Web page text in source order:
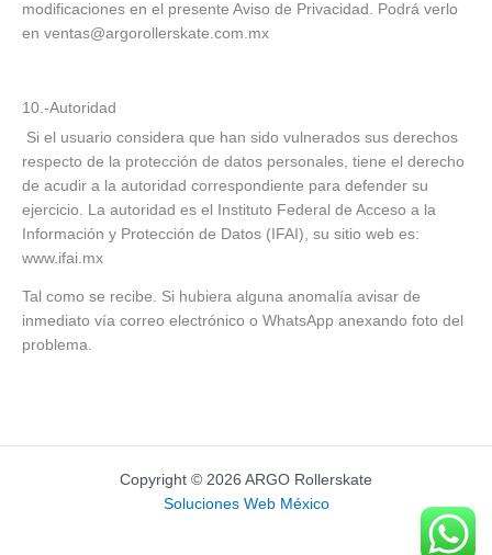
modificaciones en el presente Aviso de Privacidad. Podrá verlo
en ventas@argorollerskate.com.mx
10.-Autoridad
Si el usuario considera que han sido vulnerados sus derechos
respecto de la protección de datos personales, tiene el derecho
de acudir a la autoridad correspondiente para defender su
ejercicio. La autoridad es el Instituto Federal de Acceso a la
Información y Protección de Datos (IFAI), su sitio web es:
www.ifai.mx
Tal como se recibe. Si hubiera alguna anomalía avisar de
inmediato vía correo electrónico o WhatsApp anexando foto del
problema.
Copyright © 2026 ARGO Rollerskate
Soluciones Web México